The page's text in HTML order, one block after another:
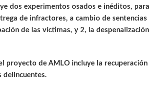
dos experimentos osados e inéditos, para
de infractores, a cambio de sentencias
de las víctimas, y 2, la despenalización
proyecto de AMLO incluye la recuperación
delincuentes.